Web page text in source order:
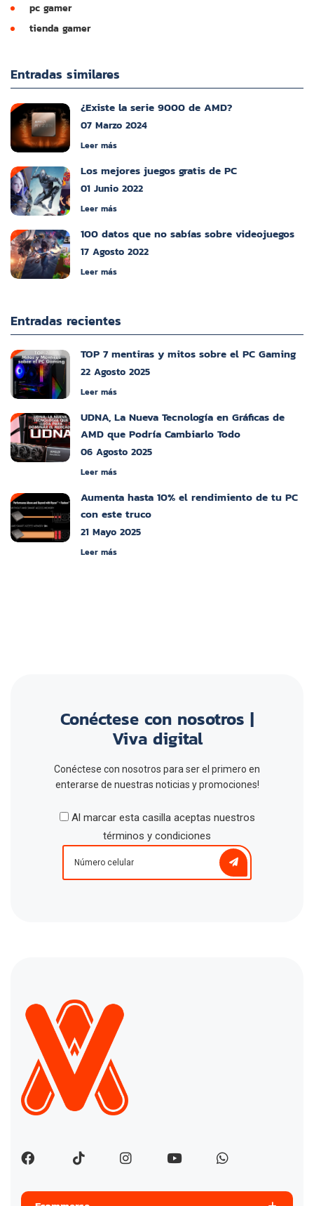
pc gamer
tienda gamer
Entradas similares
¿Existe la serie 9000 de AMD?
07 Marzo 2024
Leer más
Los mejores juegos gratis de PC
01 Junio 2022
Leer más
100 datos que no sabías sobre videojuegos
17 Agosto 2022
Leer más
Entradas recientes
TOP 7 mentiras y mitos sobre el PC Gaming
22 Agosto 2025
Leer más
UDNA, La Nueva Tecnología en Gráficas de
AMD que Podría Cambiarlo Todo
06 Agosto 2025
Leer más
Aumenta hasta 10% el rendimiento de tu PC
con este truco
21 Mayo 2025
Leer más
Conéctese con nosotros |
Viva digital
Conéctese con nosotros para ser el primero en
enterarse de nuestras noticias y promociones!
Al marcar esta casilla aceptas nuestros
términos y condiciones